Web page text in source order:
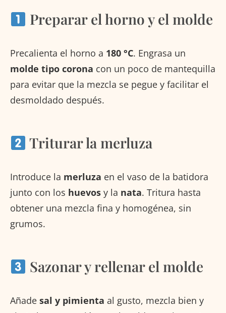
Preparar el horno y el molde
Precalienta el horno a 180 °C. Engrasa un
molde tipo corona con un poco de mantequilla
para evitar que la mezcla se pegue y facilitar el
desmoldado después.
Triturar la merluza
Introduce la merluza en el vaso de la batidora
junto con los huevos y la nata. Tritura hasta
obtener una mezcla fina y homogénea, sin
grumos.
Sazonar y rellenar el molde
Añade sal y pimienta al gusto, mezcla bien y